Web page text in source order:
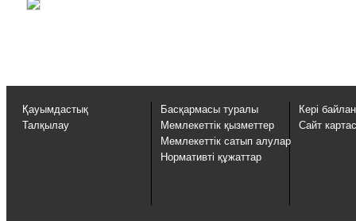
Қауымдастық
Талқылау
Басқармасы туралы
Мемлекеттік қызметтер
Мемлекеттік сатып алулар
Нормативті құжаттар
Кері
Сайт